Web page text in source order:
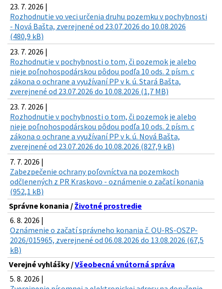
23. 7. 2026 |
Rozhodnutie vo veci určenia druhu pozemku v pochybnosti
- Nová Bašta, zverejnené od 23.07.2026 do 10.08.2026
(480,9 kB)
23. 7. 2026 |
Rozhodnutie v pochybnosti o tom, či pozemok je alebo
nieje poľnohospodárskou pôdou podľa 10 ods. 2 písm. c
zákona o ochrane a využívaní PP v k. ú. Stará Bašta,
zverejnené od 23.07.2026 do 10.08.2026 (1,7 MB)
23. 7. 2026 |
Rozhodnutie v pochybnosti o tom, či pozemok je alebo
nieje poľnohospodárskou pôdou podľa 10 ods. 2 písm. c
zákona o ochrane a využívaní PP v k. ú. Nová Bašta,
zverejnené od 23.07.2026 do 10.08.2026 (827,9 kB)
7. 7. 2026 |
Zabezpečenie ochrany poľovníctva na pozemkoch
odčlenených z PR Kraskovo - oznámenie o začatí konania
(952,1 kB)
Správne konania / Životné prostredie
6. 8. 2026 |
Oznámenie o začatí správneho konania č. OU-RS-OSZP-
2026/015965, zverejnené od 06.08.2026 do 13.08.2026 (67,5
kB)
Verejné vyhlášky /Všeobecná vnútorná správa
5. 8. 2026 |